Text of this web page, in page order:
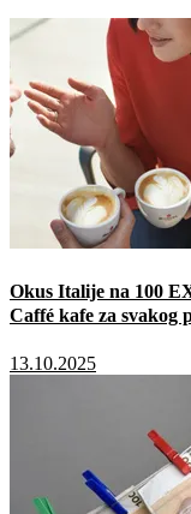
Okus Italije na 100
Caffé kafe za svakog
13.10.2025